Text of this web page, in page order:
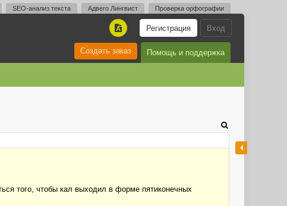
SEO-анализ текста Адвего Лингвист Проверка орфографии
Вход
Регистрация
A
Помощь и поддержка
Создать заказ
того, чтобы кал выходил в форме пятиконечных